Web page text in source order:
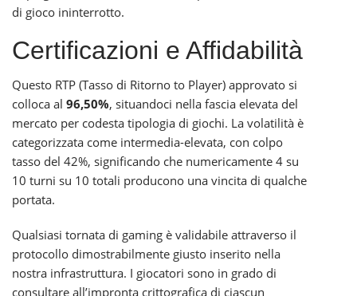
di gioco ininterrotto.
Certificazioni e Affidabilità
Questo RTP (Tasso di Ritorno to Player) approvato si
colloca al 96,50%, situandoci nella fascia elevata del
mercato per codesta tipologia di giochi. La volatilità è
categorizzata come intermedia-elevata, con colpo
tasso del 42%, significando che numericamente 4 su
10 turni su 10 totali producono una vincita di qualche
portata.
Qualsiasi tornata di gaming è validabile attraverso il
protocollo dimostrabilmente giusto inserito nella
nostra infrastruttura. I giocatori sono in grado di
consultare all’impronta crittografica di ciascun